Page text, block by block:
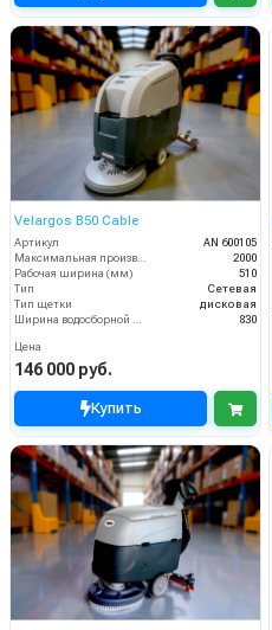
Velargos B50 Cable
Артикул
AN 600105
Максимальная производительность (кв.м/час)
2000
Рабочая ширина (мм)
510
Тип
Сетевая
Тип щетки
дисковая
Ширина водосборной рейки
830
Цена
146 000 руб.
Купить